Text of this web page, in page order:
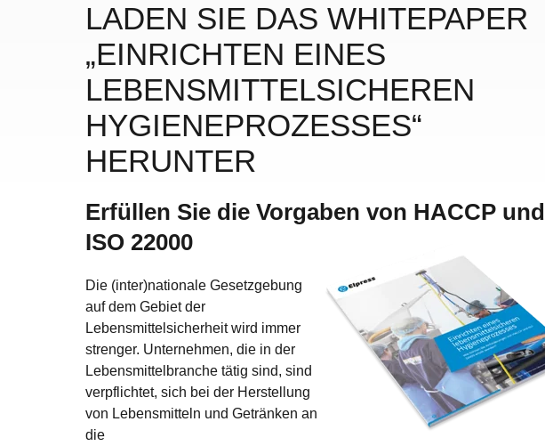
LADEN SIE DAS WHITEPAPER
„EINRICHTEN EINES
LEBENSMITTELSICHEREN
HYGIENEPROZESSES“
HERUNTER
Erfüllen Sie die Vorgaben von HACCP und
ISO 22000
Die (inter)nationale Gesetzgebung
auf dem Gebiet der
Lebensmittelsicherheit wird immer
strenger. Unternehmen, die in der
Lebensmittelbranche tätig sind, sind
verpflichtet, sich bei der Herstellung
von Lebensmitteln und Getränken an
die